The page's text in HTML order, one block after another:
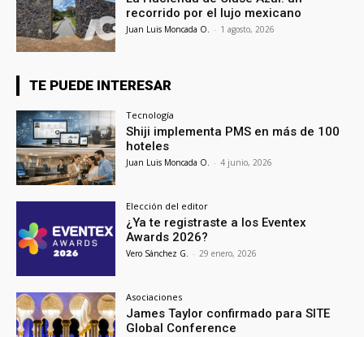
recorrido por el lujo mexicano
Juan Luis Moncada O. - 1 agosto, 2026
TE PUEDE INTERESAR
Tecnología
Shiji implementa PMS en más de 100
hoteles
Juan Luis Moncada O. - 4 junio, 2026
Elección del editor
¿Ya te registraste a los Eventex
Awards 2026?
Vero Sánchez G. - 29 enero, 2026
Asociaciones
James Taylor confirmado para SITE
Global Conference